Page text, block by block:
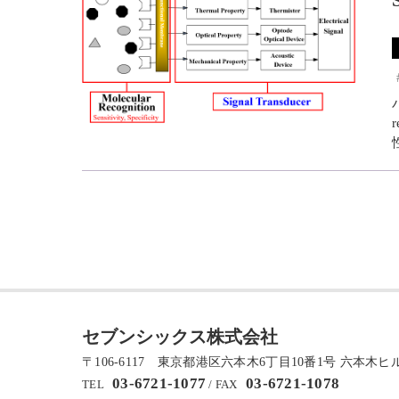
セブンシックス株式会社
〒106-6117 東京都港区六本木6丁目10番1号 六本木ヒ
TEL
03-6721-1077 / FAX 03-6721-1078